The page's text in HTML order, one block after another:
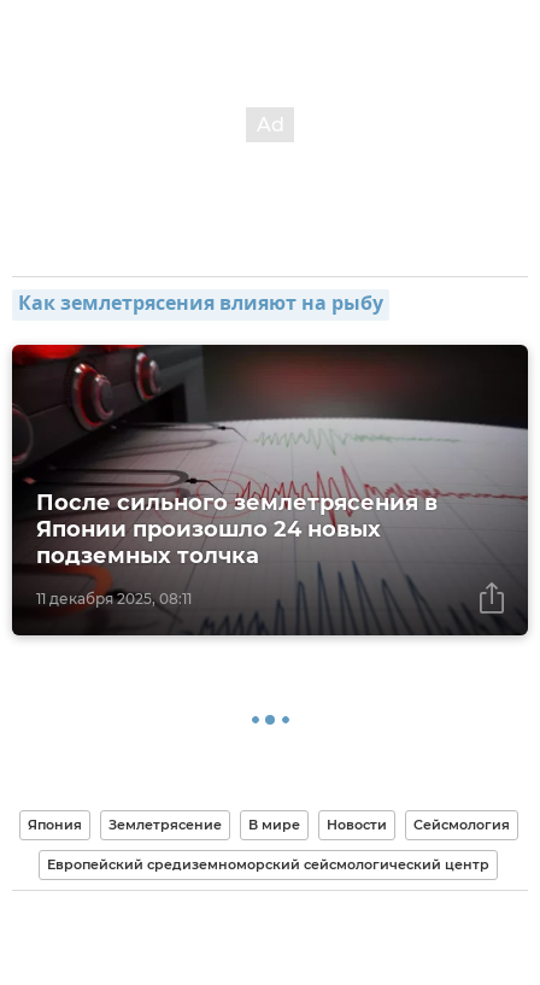
Как землетрясения влияют на рыбу
11 декабря 2025, 08:11
После сильного землетрясения в
Японии произошло 24 новых
подземных толчка
Япония Землетрясение В мире Новости Сейсмология
Европейский средиземноморский сейсмологический центр